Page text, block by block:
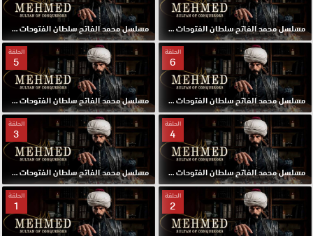
مسلسل محمد الفاتح سلطان الفتوحات مترجم الحلقة 8 HD مسلسل محمد الفاتح سلطان الفتوحات مترجم الحلقة 7 HD
الحلقة
6
مسلسل محمد الفاتح سلطان الفتوحات مترجم الحلقة 6 HD
الحلقة
5
مسلسل محمد الفاتح سلطان الفتوحات مترجم الحلقة 5 HD
الحلقة
4
مسلسل محمد الفاتح سلطان الفتوحات مترجم الحلقة 4 HD
الحلقة
3
مسلسل محمد الفاتح سلطان الفتوحات مترجم الحلقة 3 HD
الحلقة
2
الحلقة
1